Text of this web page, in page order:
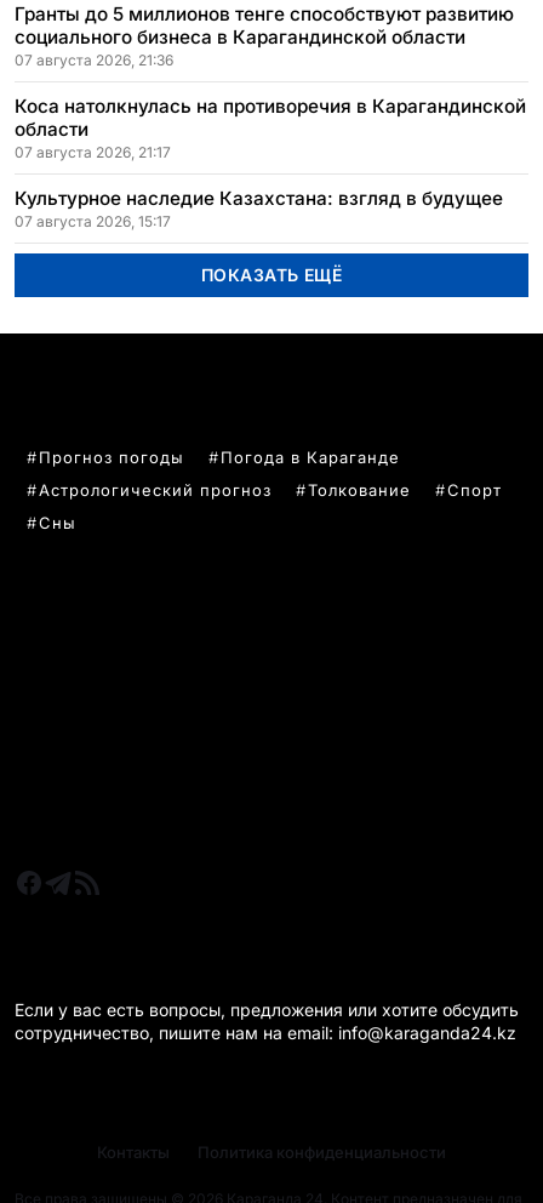
Гранты до 5 миллионов тенге способствуют развитию
социального бизнеса в Карагандинской области
07 августа 2026, 21:36
Коса натолкнулась на противоречия в Карагандинской
области
07 августа 2026, 21:17
Культурное наследие Казахстана: взгляд в будущее
07 августа 2026, 15:17
ПОКАЗАТЬ ЕЩЁ
Прогноз погоды
Погода в Караганде
Астрологический прогноз
Толкование
Спорт
Сны
Если у вас есть вопросы, предложения или хотите обсудить
сотрудничество, пишите нам на email: info@karaganda24.kz
Все права защищены © 2026 Караганда 24. Контент предназначен для
Контакты Политика конфиденциальности